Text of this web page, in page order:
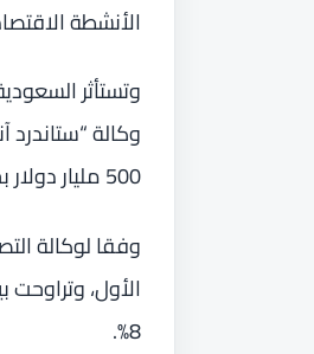
الأنشطة
وكالة “ستاندرد
500 مليار دولار بحلول عام 2023.
وفقا لوكالة
8%.